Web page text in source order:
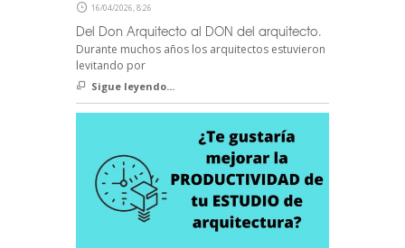
16/04/2026, 8:26
Del Don Arquitecto al DON del arquitecto.
Durante muchos años los arquitectos estuvieron
levitando por
Sigue leyendo...